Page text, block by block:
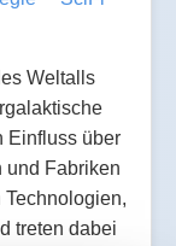
Weltalls
Einfluss über
und Fabriken
treten dabei